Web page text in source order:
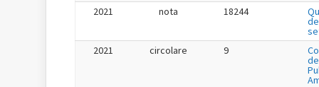
2021
nota 18244
2021
circolare 9